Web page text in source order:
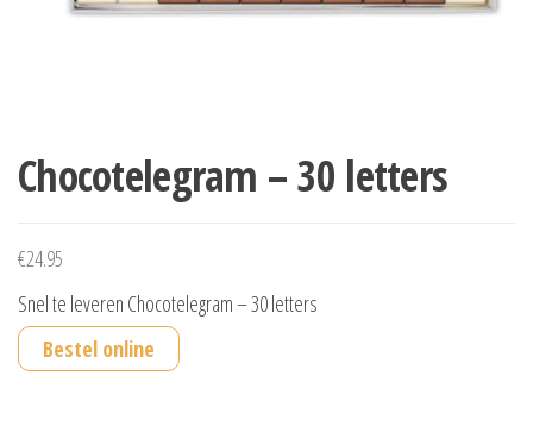
Chocotelegram – 30 letters
€24.95
Snel te leveren Chocotelegram – 30 letters
Bestel online